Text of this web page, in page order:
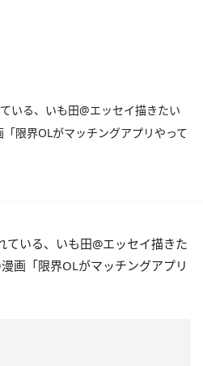
いる、いも田@エッセイ描きたい
限界OLがマッチングアプリやって
いる、いも田@エッセイ描きた
画「限界OLがマッチングアプリ